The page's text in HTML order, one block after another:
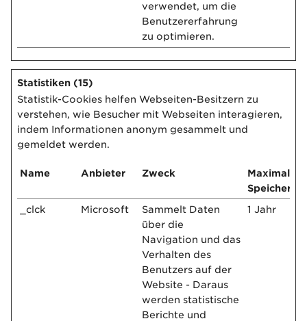
verwendet, um die
Benutzererfahrung
zu optimieren.
Statistiken (15)
Statistik-Cookies helfen Webseiten-Besitzern zu
verstehen, wie Besucher mit Webseiten interagieren,
indem Informationen anonym gesammelt und
gemeldet werden.
Name Anbieter Zweck
Maximale
_clck
Microsoft
Sammelt Daten
über die
Navigation und das
Verhalten des
Benutzers auf der
Website - Daraus
werden statistische
Berichte und
1 Jahr